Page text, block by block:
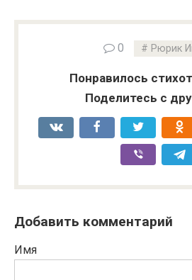
0 Рюрик
Понравилось
Поделитесь с
Добавить комментарий
Имя